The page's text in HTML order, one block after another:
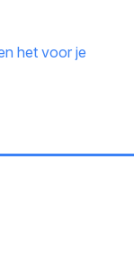
het voor je